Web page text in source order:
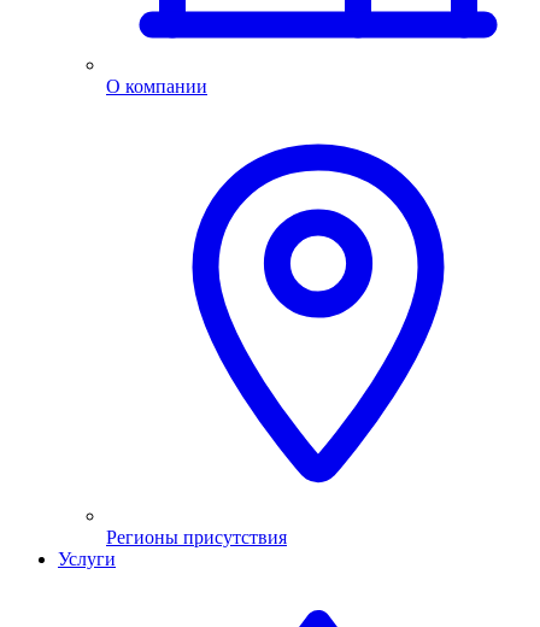
О компании
Регионы присутствия
Услуги